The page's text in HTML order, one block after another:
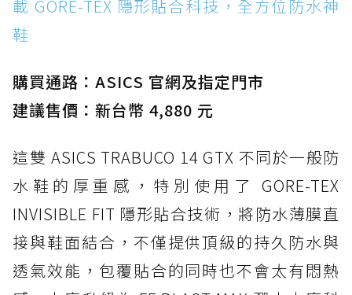
載 GORE-TEX 隱形貼合科技，全方位防水神
鞋
購買通路：ASICS 官網及指定門市
建議售價：新台幣 4,880 元
這雙 ASICS TRABUCO 14 GTX 不同於一般防
水鞋的厚重感，特別使用了 GORE-TEX
INVISIBLE FIT 隱形貼合技術，將防水薄膜直
接與鞋面結合，不僅提供頂級的持久防水與
透氣效能，包覆貼合的同時也不會太有悶熱